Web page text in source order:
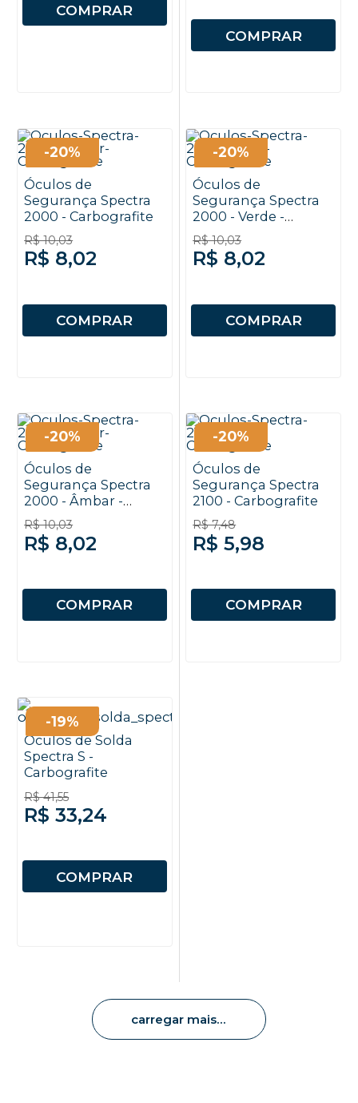
COMPRAR
COMPRAR
Óculos de
Segurança Spectra
2000 - Carbografite
R$ 10,03
R$ 8,02
COMPRAR
-20%
Óculos de
Segurança Spectra
2000 - Verde -
Carbografite
R$ 10,03
R$ 8,02
COMPRAR
-20%
Óculos de
Segurança Spectra
2000 - Âmbar -
Carbografite
R$ 10,03
R$ 8,02
COMPRAR
-20%
Óculos de
Segurança Spectra
2100 - Carbografite
R$ 7,48
R$ 5,98
COMPRAR
-20%
Óculos de Solda
Spectra S -
Carbografite
R$ 41,55
R$ 33,24
COMPRAR
-19%
carregar mais